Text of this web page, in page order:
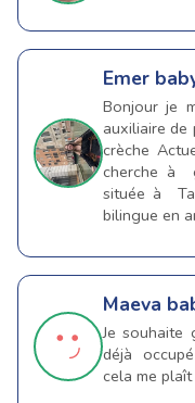
Emer
Bonjour je
auxiliaire de
crèche
cherche à
située à
bilingue en
Maeva
Je souhaite
déjà
cela me